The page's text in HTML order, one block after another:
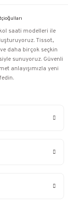
saati modelleri ile
Tissot,
daha birçok seçkin
sunuyoruz. Güvenli
anlayışımızla yeni